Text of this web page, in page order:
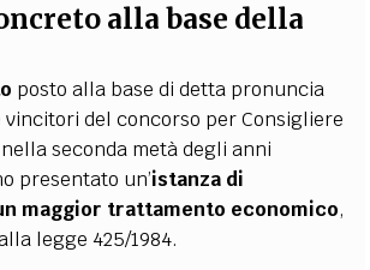
alla base della
posto alla base di detta pronuncia
vincitori del concorso per Consigliere
seconda metà degli anni
presentato un’istanza di
maggior trattamento economico,
legge 425/1984.